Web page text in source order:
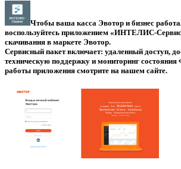
Чтобы ваша касса Эвотор и бизнес
воспользуйтесь приложением «ИНТЕЛИС-
скачивания в маркете Эвотор.
Сервисный пакет включает: удаленный доступ,
техническую поддержку и мониторинг
работы приложения смотрите на нашем сайте.